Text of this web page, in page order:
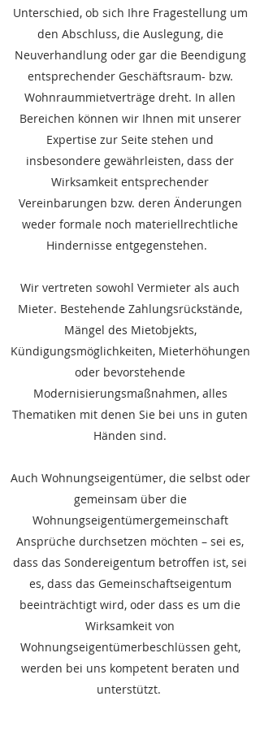
Unterschied, ob sich Ihre Fragestellung um
den Abschluss, die Auslegung, die
Neuverhandlung oder gar die Beendigung
entsprechender Geschäftsraum- bzw.
Wohnraummietverträge dreht. In allen
Bereichen können wir Ihnen mit unserer
Expertise zur Seite stehen und
insbesondere gewährleisten, dass der
Wirksamkeit entsprechender
Vereinbarungen bzw. deren Änderungen
weder formale noch materiellrechtliche
Hindernisse entgegenstehen.
Wir vertreten sowohl Vermieter als auch
Mieter. Bestehende Zahlungsrückstände,
Mängel des Mietobjekts,
Kündigungsmöglichkeiten, Mieterhöhungen
oder bevorstehende
Modernisierungsmaßnahmen, alles
Thematiken mit denen Sie bei uns in guten
Händen sind.
Auch Wohnungseigentümer, die selbst oder
gemeinsam über die
Wohnungseigentümergemeinschaft
Ansprüche durchsetzen möchten – sei es,
dass das Sondereigentum betroffen ist, sei
es, dass das Gemeinschaftseigentum
beeinträchtigt wird, oder dass es um die
Wirksamkeit von
Wohnungseigentümerbeschlüssen geht,
werden bei uns kompetent beraten und
unterstützt.